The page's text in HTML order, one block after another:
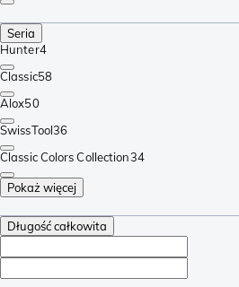
Seria
Hunter4
Classic58
Alox50
SwissTool36
Classic Colors Collection34
Pokaż więcej
Długość całkowita